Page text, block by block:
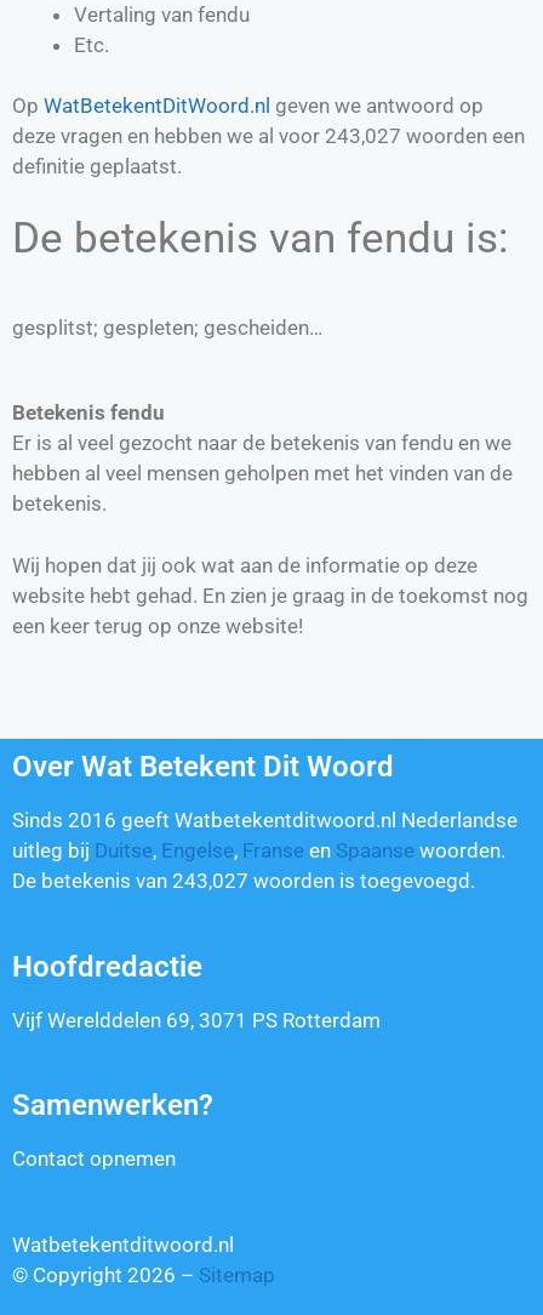
Vertaling van fendu
Etc.
Op WatBetekentDitWoord.nl geven we antwoord op
deze vragen en hebben we al voor 243,027 woorden een
definitie geplaatst.
De betekenis van fendu is:
gesplitst; gespleten; gescheiden…
Betekenis fendu
Er is al veel gezocht naar de betekenis van fendu en we
hebben al veel mensen geholpen met het vinden van de
betekenis.
Wij hopen dat jij ook wat aan de informatie op deze
website hebt gehad. En zien je graag in de toekomst nog
een keer terug op onze website!
Over Wat Betekent Dit Woord
Sinds 2016 geeft Watbetekentditwoord.nl Nederlandse
uitleg bij Duitse, Engelse, Franse en Spaanse woorden.
De betekenis van 243,027 woorden is toegevoegd.
Hoofdredactie
Vijf Werelddelen 69, 3071 PS Rotterdam
Samenwerken?
Contact opnemen
Watbetekentditwoord.nl
© Copyright 2026 – Sitemap